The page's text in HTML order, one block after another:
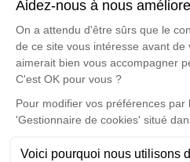
Pompes Funèbres Landaboure
05 54 13 21 48
17, Avenue Raymond de
5/5 - 9 avis
Nos réseaux